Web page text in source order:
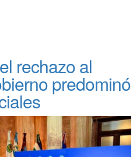
rechazo al
predominó